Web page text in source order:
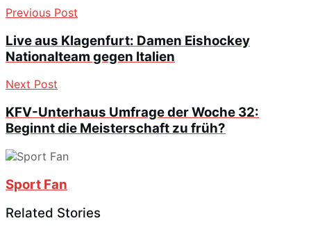
Previous Post
Live aus Klagenfurt: Damen Eishockey
Nationalteam gegen Italien
Next Post
KFV-Unterhaus Umfrage der Woche 32:
Beginnt die Meisterschaft zu früh?
Sport Fan
Related Stories